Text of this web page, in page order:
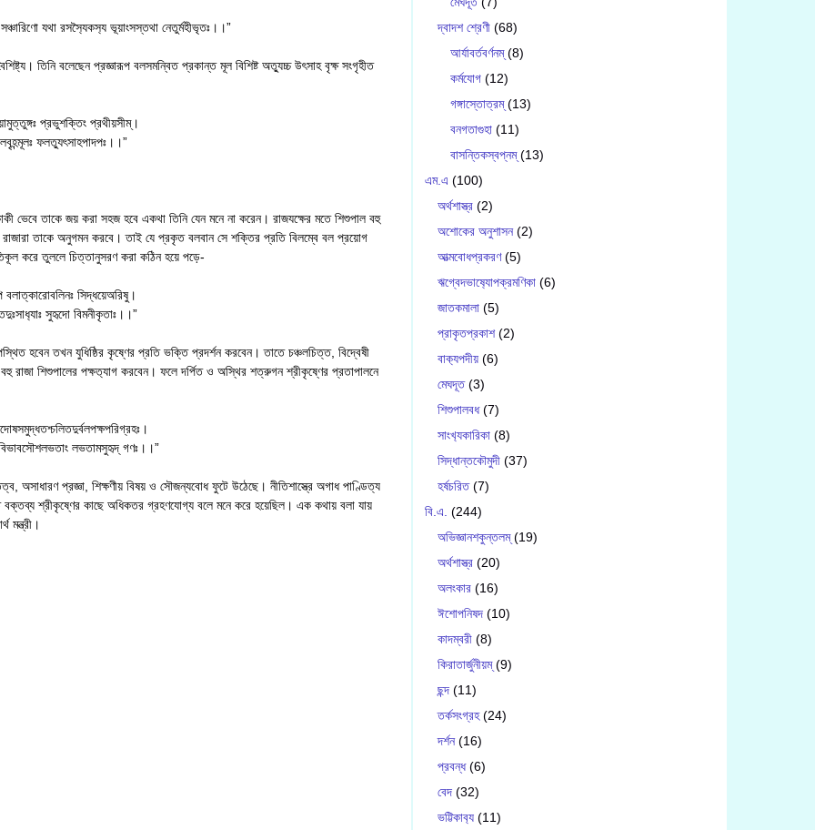
সঞ্চারিণো যথা রসস‍্যৈকস‍্য ভূয়াংসস্তথা নেতুর্মহীভৃতঃ।।”
তিনি বলেছেন প্রজ্ঞারূপ বলসমন্বিত প্রকান্ত মূল বিশিষ্ট অত‍্যুচ্চ উৎসাহ বৃক্ষ সংগৃহীত
প্রভুশক্তিং প্রথীয়সীম্।
ফলত‍্যুৎসাহপাদপঃ।।”
ভেবে তাকে জয় করা সহজ হবে একথা তিনি যেন মনে না করেন। রাজযক্ষের মতে শিশুপাল বহু
তাকে অনুগমন করবে। তাই যে প্রকৃত বলবান সে শক্তির প্রতি বিলম্বে বল প্রয়োগ
করে তুললে চিত্তানুসরণ করা কঠিন হয়ে পড়ে-
বলাত্কারোবলিনঃ সিদ্ধয়েঅরিষু।
সুহৃদো বিমনীকৃতাঃ।।”
হবেন তখন যুধিষ্ঠির কৃষ্ণের প্রতি ভক্তি প্রদর্শন করবেন। তাতে চঞ্চলচিত্ত, বিদ্বেষী
রাজা শিশুপালের পক্ষত‍্যাগ করবেন। ফলে দর্পিত ও অস্থির শত্রুগন শ্রীকৃষ্ণের প্রত‍াপালনে
লভতামসুহৃদ্ গণঃ।।”
অসাধারণ প্রজ্ঞা, শিক্ষণীয় বিষয় ও সৌজন্যবোধ ফুটে উঠেছে। নীতিশাস্ত্রে অগাধ পাণ্ডিত্য
বক্তব্য শ্রীকৃষ্ণের কাছে অধিকতর গ্রহণযোগ্য বলে মনে করে হয়েছিল। এক কথায় বলা যায়
মন্ত্রী।
দ্বাদশ শ্রেণী (68)
আর্যাবর্তবর্ণনম্(8)
কর্মযোগ (12)
গঙ্গাস্তোত্রম্(13)
বনগতাগুহা (11)
বাসন্তিকস্বপ্নম্(13)
এম.এ (100)
অর্থশাস্ত্র (2)
অশোকের অনুশাসন(2)
আত্মবোধপ্রকরণ(5)
ঋগ্বেদভাষ‍্যোপক্রমণিকা (6)
জাতকমালা (5)
প্রাকৃতপ্রকাশ(2)
বাক‍্যপদীয় (6)
মেঘদূত(3)
শিশুপালবধ(7)
সাংখ‍্যকারিকা (8)
সিদ্ধান্তকৌমুদী (37)
হর্ষচরিত(7)
বি.এ. (244)
অভিজ্ঞানশকুন্তলম্(19)
অর্থশাস্ত্র (20)
অলংকার (16)
ঈশোপনিষদ (10)
কাদম্বরী (8)
কিরাতার্জুনীয়ম্(9)
ছন্দ (11)
তর্কসংগ্রহ(24)
দর্শন(16)
প্রবন্ধ(6)
বেদ (32)
ভট্টিকাব‍্য (11)